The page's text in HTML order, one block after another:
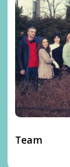
Team